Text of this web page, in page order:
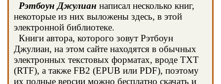
Рэтбоун Джулиан написал несколько книг,
некоторые из них выложены здесь, в этой
электронной библиотеке.
Книги автора, которого зовут Рэтбоун
Джулиан, на этом сайте находятся в обычных
электронных текстовых форматах, вроде TXT
(RTF), а также FB2 (EPUB или PDF), поэтому
их полные версии можно бесплатно скачать и